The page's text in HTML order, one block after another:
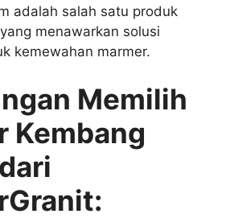
adalah salah satu produk
menawarkan solusi
kemewahan marmer.
Memilih
Kembang